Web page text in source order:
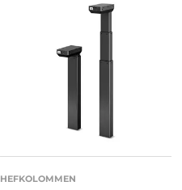
HEFKOLOMMEN